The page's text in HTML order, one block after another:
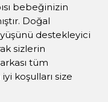
bebeğinizin
Doğal
destekleyici
sizlerin
tüm
koşulları size